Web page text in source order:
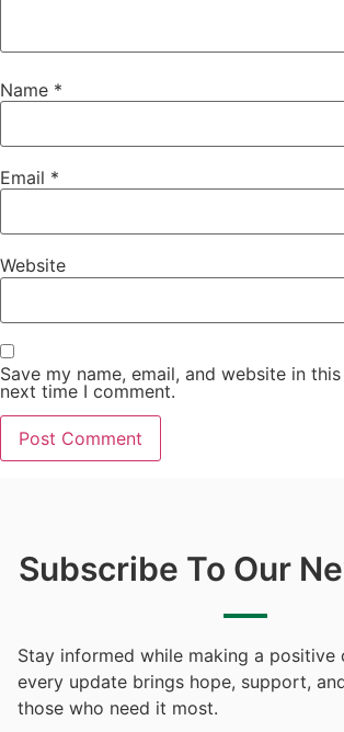
Name *
Email *
Website
Save my name, email, and website in
next time I comment.
Subscribe To Our
Stay informed while making a positive
every update brings hope, support,
those who need it most.